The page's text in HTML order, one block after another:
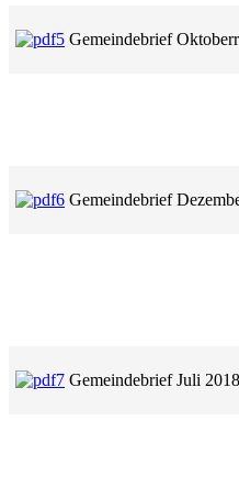
Gemeindebrief
Gemeindebrief
Gemeindebrief Juli 2018